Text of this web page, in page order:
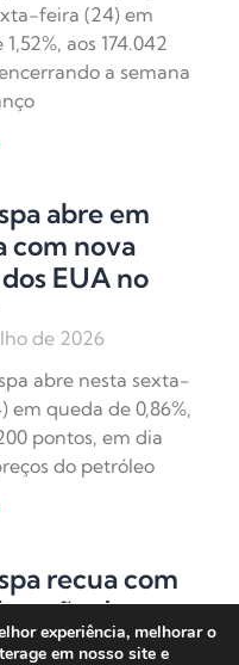
feira (24) em
aos 174.042
a semana
abre em
com nova
EUA no
de 2026
abre nesta sexta-
em queda de 0,86%,
pontos, em dia
do petróleo
recua com
do
externo em
experiência, melhorar o
em nosso site e